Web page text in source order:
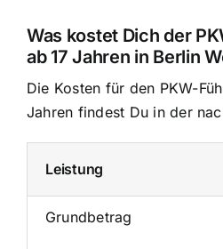
Was kostet Dich der
ab 17 Jahren in Berlin
Die Kosten für den PKW-
Jahren findest Du in der
Leistung
Grundbetrag